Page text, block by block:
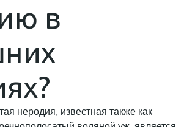
в
неродия, известная также как